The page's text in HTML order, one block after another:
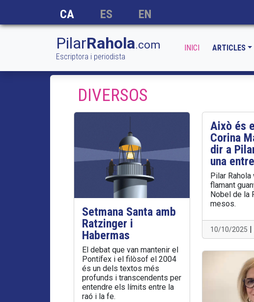
CA ES EN
PilarRahola.com
Escriptora i periodista
INICI ARTICLES
DIVERSOS
Setmana Santa amb
Ratzinger i
Habermas
El debat que van mantenir el
Pontífex i el filòsof el 2004
és un dels textos més
profunds i transcendents per
entendre els límits entre la
raó i la fe.
Això és
Corina
dir a
una
Pilar
flamant
Nobel de la
mesos.
10/10/2025 |